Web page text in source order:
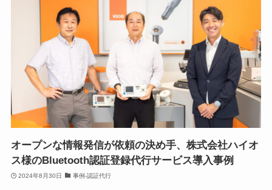
オープンな情報発信が依頼の決め手、株式会社ハイオ
ス様のBluetooth認証登録代行サービス導入事例
2024年8月30日 事例-認証代行